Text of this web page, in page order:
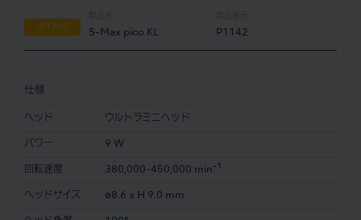
ライト付
S-Max pico KL P1142
仕様
ヘッド ウルトラミニヘッド
パワー 9 W
回転速度 380,000-450,000 min -1
ヘッドサイズ ø8.6 x H 9.0 mm